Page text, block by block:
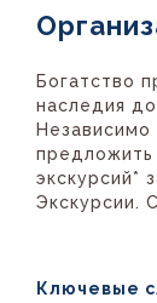
Богатство
наследия
экскурсий*
Экскурсии.
Ключевые